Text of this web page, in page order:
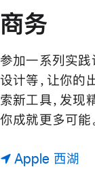
商务
参加一系列实践
设计等，让你的
索新工具，发现
你成就更多可能
Apple 西湖